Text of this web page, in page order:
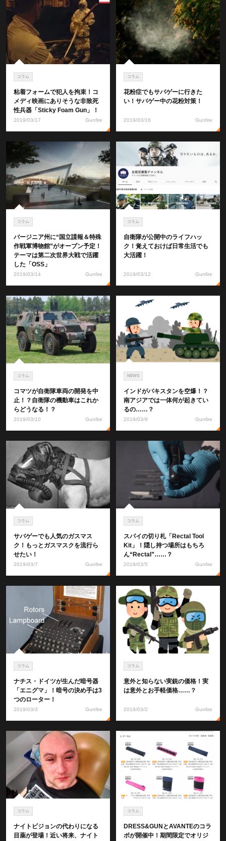
コラム
粘着フォームで犯人を拘束！コ
メディ映画にありそうな非致死
性兵器「Sticky Foam Gun」！
2019/03/17 Gunfire
コラム
花粉症でもサバゲーに行きた
い！サバゲー中の花粉対策！
2019/03/16 Gunfire
コラム
バージニア州に“国立諜報＆特殊
作戦軍博物館”がオープン予定！
テーマは第二次世界大戦で活躍
した「OSS」
2019/03/14 Gunfire
コラム
自衛隊が公開中のライフハッ
ク！覚えておけば日常生活でも
大活躍！
2019/03/12 Gunfire
コラム
コマツが自衛隊車両の開発を中
止！？自衛隊の機動車はこれか
らどうなる！？
2019/03/10 Gunfire
NEWS
インドがパキスタンを空爆！？
南アジアでは一体何が起きてい
るの……？
2019/03/9 Gunfire
コラム
サバゲーでも人気のガスマス
ク！もっとガスマスクを流行ら
せたい！
2019/03/7 Gunfire
コラム
スパイの切り札「Rectal Tool
Kit」！隠し持つ場所はもちろ
ん“Rectal”……？
2019/03/5 Gunfire
コラム
ナチス・ドイツが生んだ暗号器
「エニグマ」！暗号の決め手は3
つのローター！
2019/03/3 Gunfire
コラム
意外と知らない実銃の価格！実
は意外とお手軽価格……？
2019/03/2 Gunfire
コラム
ナイトビジョンの代わりになる
目薬が登場！近い将来、ナイト
コラム
DRESS&GUNとAVANTEのコラ
ボが開催中！期間限定でオリジ